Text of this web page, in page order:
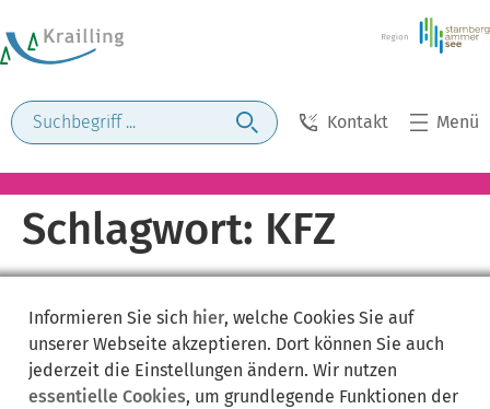
Kontakt Menü
Schlagwort: KFZ
Informieren Sie sich hier, welche Cookies Sie auf
unserer Webseite akzeptieren. Dort können Sie auch
jederzeit die Einstellungen ändern. Wir nutzen
essentielle Cookies, um grundlegende Funktionen der